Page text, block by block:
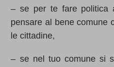
– se per te fare politica
pensare al bene comune
le cittadine,
– se nel tuo comune si